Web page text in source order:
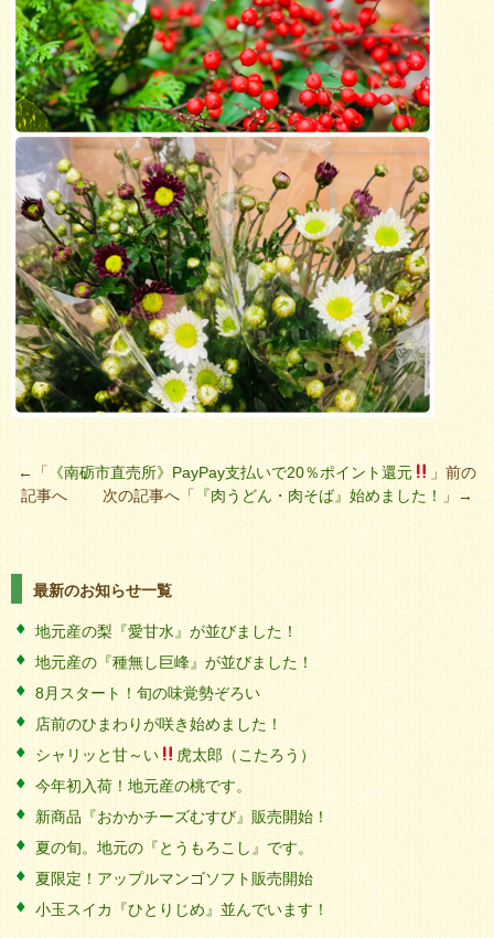
←「 《南砺市直売所》PayPay支払いで20％ポイント還元
」前の
記事へ 次の記事へ「
『肉うどん・肉そば』始めました！ 」→
最新のお知らせ一覧
地元産の梨『愛甘水』が並びました！
地元産の『種無し巨峰』が並びました！
8月スタート！旬の味覚勢ぞろい
店前のひまわりが咲き始めました！
シャリッと甘～い
虎太郎（こたろう）
今年初入荷！地元産の桃です。
新商品『おかかチーズむすび』販売開始！
夏の旬。地元の『とうもろこし』です。
夏限定！アップルマンゴソフト販売開始
小玉スイカ『ひとりじめ』並んでいます！